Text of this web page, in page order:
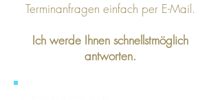
Terminanfragen einfach per E-Mail.
Ich werde Ihnen schnellstmöglich
antworten.